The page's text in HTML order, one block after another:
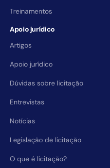
Treinamentos
Apoio jurídico
Artigos
Apoio jurídico
Dúvidas sobre licitação
Entrevistas
Notícias
Legislação de licitação
O que é licitação?